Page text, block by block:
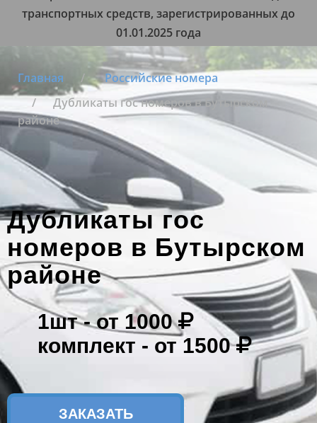
транспортных средств, зарегистрированных до
01.01.2025 года
Главная
Российские номера
Дубликаты гос номеров в Бутырском
районе
Дубликаты гос
номеров в Бутырском
районе
1шт -от 1000
комплект - от 1500
ЗАКАЗАТЬ